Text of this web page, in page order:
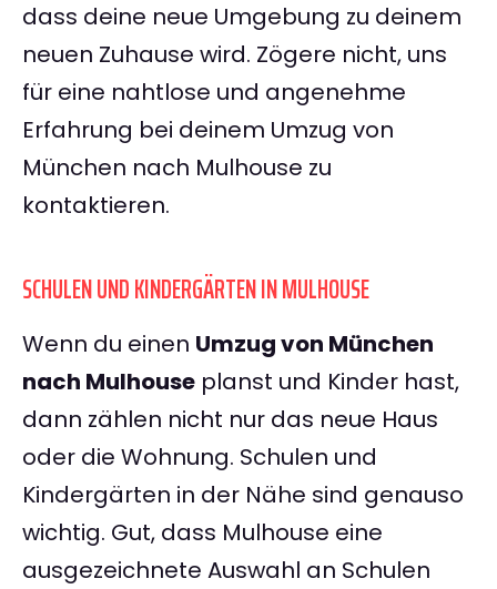
dass deine neue Umgebung zu deinem
neuen Zuhause wird. Zögere nicht, uns
für eine nahtlose und angenehme
Erfahrung bei deinem Umzug von
München nach Mulhouse zu
kontaktieren.
SCHULEN UND KINDERGÄRTEN IN MULHOUSE
Wenn du einen Umzug von München
nach Mulhouse planst und Kinder hast,
dann zählen nicht nur das neue Haus
oder die Wohnung. Schulen und
Kindergärten in der Nähe sind genauso
wichtig. Gut, dass Mulhouse eine
ausgezeichnete Auswahl an Schulen